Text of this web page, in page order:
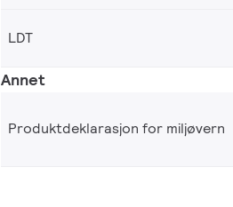
LDT
Annet
Produktdeklarasjon for miljøvern